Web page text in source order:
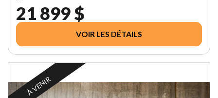
21 899 $
VOIR LES DÉTAILS
À VENIR